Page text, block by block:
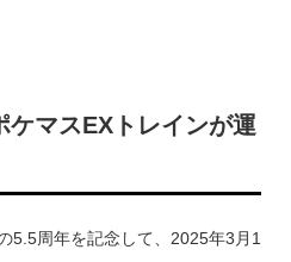
ケマスEXトレインが運
5.5周年を記念して、2025年3月1